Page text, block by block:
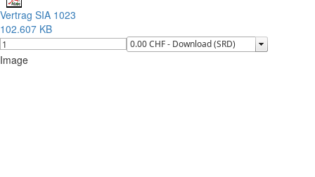
Vertrag SIA 1023
102.607 KB
Image